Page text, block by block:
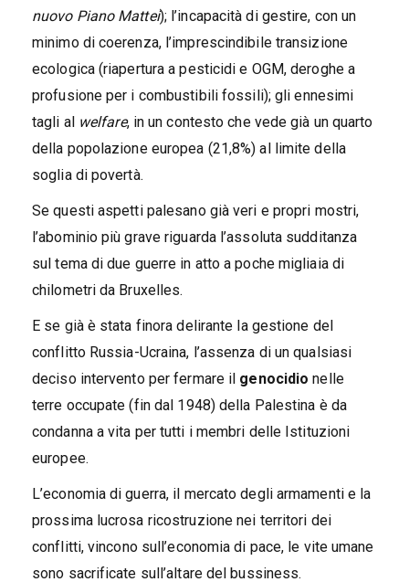
nuovo Piano Mattei); l’incapacità di gestire, con un
minimo di coerenza, l’imprescindibile transizione
ecologica (riapertura a pesticidi e OGM, deroghe a
profusione per i combustibili fossili); gli ennesimi
tagli al welfare, in un contesto che vede già un quarto
della popolazione europea (21,8%) al limite della
soglia di povertà.
Se questi aspetti palesano già veri e propri mostri,
l’abominio più grave riguarda l’assoluta sudditanza
sul tema di due guerre in atto a poche migliaia di
chilometri da Bruxelles.
E se già è stata finora delirante la gestione del
conflitto Russia-Ucraina, l’assenza di un qualsiasi
deciso intervento per fermare il genocidio nelle
terre occupate (fin dal 1948) della Palestina è da
condanna a vita per tutti i membri delle Istituzioni
europee.
L’economia di guerra, il mercato degli armamenti e la
prossima lucrosa ricostruzione nei territori dei
conflitti, vincono sull’economia di pace, le vite umane
sono sacrificate sull’altare del bussiness.